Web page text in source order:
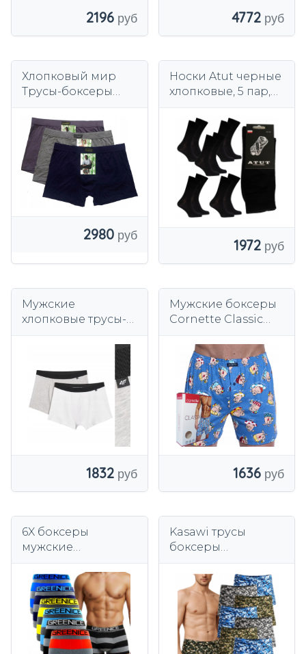
2196 4772
Хлопковый мир
Трусы-боксеры
2980
Носки Atut черные
хлопковые, 5 пар,
е, недавящие.
1972
Мужские
хлопковые трусы-
нижнего белья 4F
1832
Мужские боксеры
Cornette Classic
свободные х/б
свинки
1636
6X боксеры
мужские
бесшовные трусы
GREENICE
Kasawi трусы
боксеры